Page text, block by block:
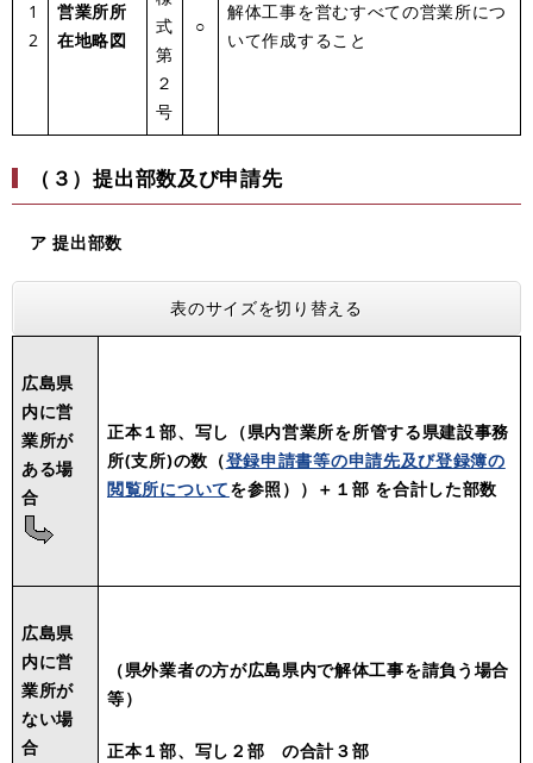
1
2
営業所所
在地略図
式
第
２
号
○
解体工事を営むすべての営業所につ
いて作成すること
（３）提出部数及び申請先
ア 提出部数
表のサイズを切り替える
広島県
内に営
業所が
ある場
合
正本１部、 写し （県内営業所を所管する県建設事務
所(支所)の数（登録申請書等の申請先及び登録簿の
閲覧所についてを参照）） ＋１部 を合計した部数
広島県
内に営
業所が
ない場
合
（県外業者の方が広島県内で解体工事を請負う場合
等）
正本１部、 写し２部 の合計３部